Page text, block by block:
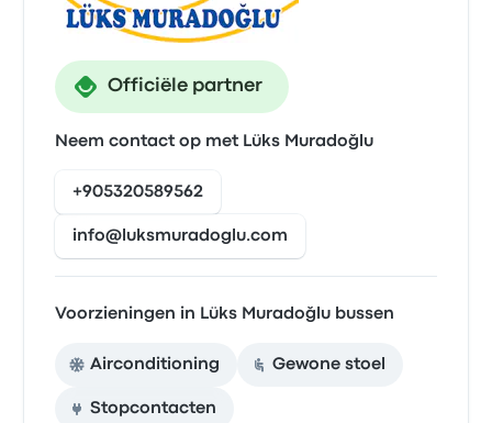
Officiële partner
Neem contact op met Lüks Muradoğlu
+905320589562
info@luksmuradoglu.com
Voorzieningen in Lüks Muradoğlu bussen
Airconditioning Gewone stoel
Stopcontacten